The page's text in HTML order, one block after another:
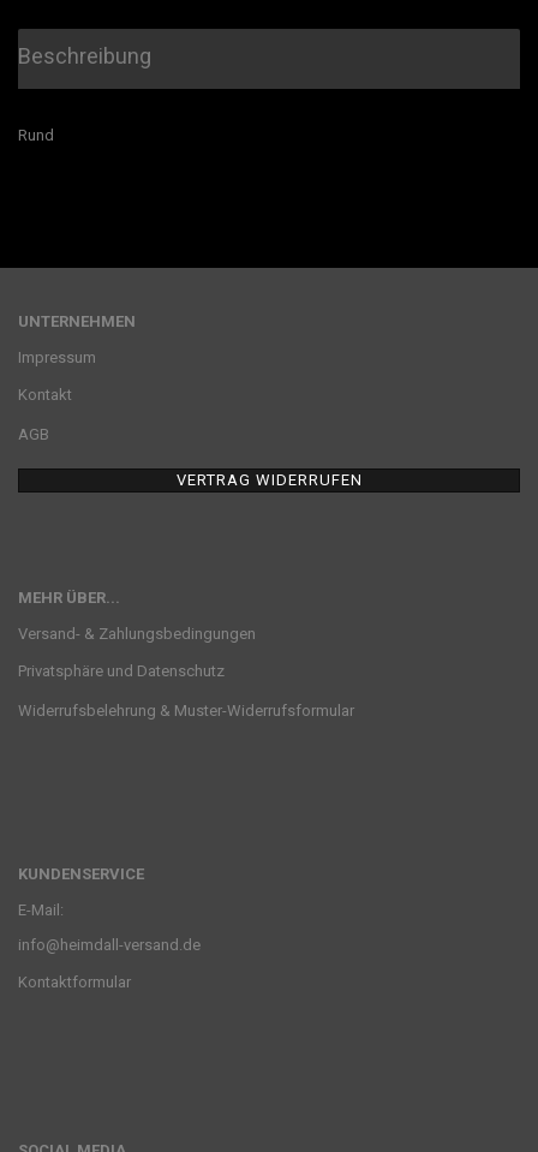
Beschreibung
Rund
UNTERNEHMEN
Impressum
Kontakt
AGB
VERTRAG WIDERRUFEN
MEHR ÜBER...
Versand- & Zahlungsbedingungen
Privatsphäre und Datenschutz
Widerrufsbelehrung & Muster-Widerrufsformular
KUNDENSERVICE
E-Mail:
info@heimdall-versand.de
Kontaktformular